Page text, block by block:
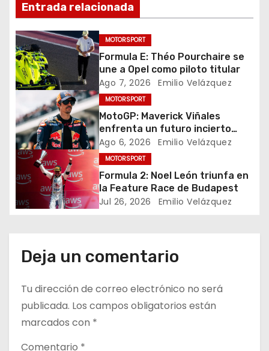
e
g
a
c
i
ó
n
d
n
t
r
a
Entrada relacionada
MOTORSPORT
Formula E: Théo Pourchaire se
une a Opel como piloto titular
Ago 7, 2026 Emilio Velázquez
MOTORSPORT
MotoGP: Maverick Viñales
enfrenta un futuro incierto
tras resultados
decepcionantes
Ago 6, 2026 Emilio Velázquez
MOTORSPORT
Formula 2: Noel León triunfa en
la Feature Race de Budapest
Jul 26, 2026 Emilio Velázquez
Deja un comentario
Tu dirección de correo electrónico no será
publicada. Los campos obligatorios están
marcados con *
Comentario *